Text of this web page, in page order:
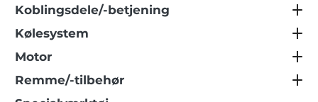
Koblingsdele/-betjening
Kølesystem
Motor
Remme/-tilbehør